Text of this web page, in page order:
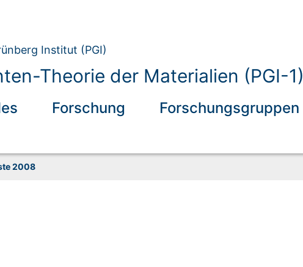
Institut (PGI)
Theorie der Materialien (PGI-1)
Forschung Forschungsgruppen
2008